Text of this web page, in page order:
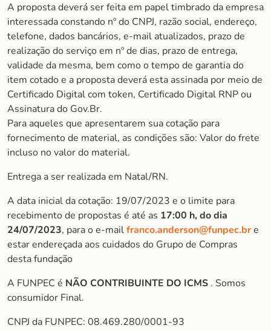
A proposta deverá ser feita em papel timbrado da empresa
interessada constando nº do CNPJ, razão social, endereço,
telefone, dados bancários, e-mail atualizados, prazo de
realização do serviço em nº de dias, prazo de entrega,
validade da mesma, bem como o tempo de garantia do
item cotado e a proposta deverá esta assinada por meio de
Certificado Digital com token, Certificado Digital RNP ou
Assinatura do Gov.Br.
Para aqueles que apresentarem sua cotação para
fornecimento de material, as condições são: Valor do frete
incluso no valor do material.
Entrega a ser realizada em Natal/RN.
A data inicial da cotação: 19/07/2023 e o limite para
recebimento de propostas é até as 17:00 h, do dia
24/07/2023, para o e-mailfranco.anderson@funpec.bre
estar endereçada aos cuidados do Grupo de Compras
desta fundação
A FUNPEC é NÃO CONTRIBUINTE DO ICMS . Somos
consumidor Final.
CNPJ da FUNPEC: 08.469.280/0001-93